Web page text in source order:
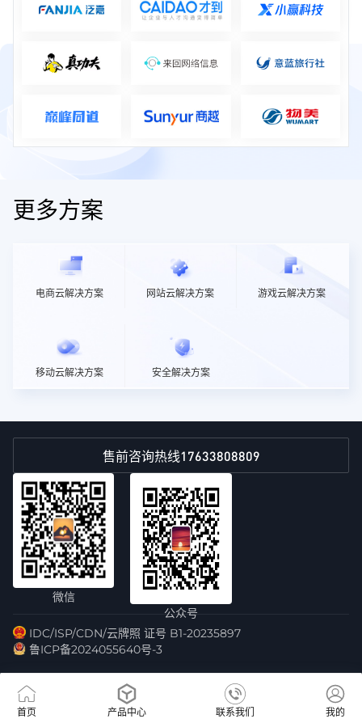
更多方案
电商云解决方案 网站云解决方案 游戏云解决方案
移动云解决方案 安全解决方案
售前咨询热线17633808809
微信
公众号
IDC/ISP/CDN/云牌照 证号 B1-20235897
鲁ICP备2024055640号-3
首页 产品中心 联系我们 我的